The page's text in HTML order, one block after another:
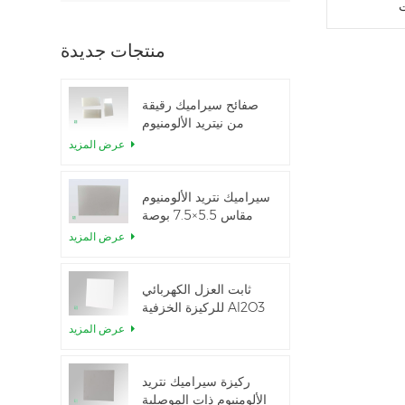
منتجات جديدة
صفائح سيراميك رقيقة
من نيتريد الألومنيوم
سيراميك نتريد الألومنيوم
مقاس 5.5×7.5 بوصة
ثابت العزل الكهربائي
للركيزة الخزفية Al2O3
ركيزة سيراميك نتريد
الألومنيوم ذات الموصلية